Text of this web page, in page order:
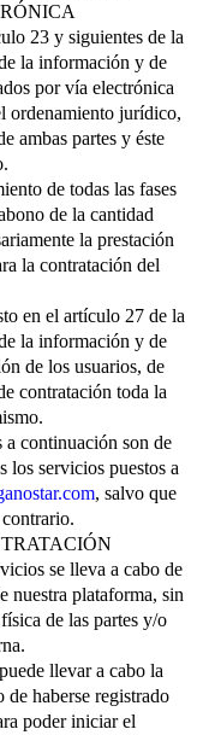
23 y siguientes de la
la información y de
por vía electrónica
ordenamiento jurídico,
ambas partes y éste
de todas las fases
de la cantidad
la prestación
la contratación del
en el artículo 27 de la
la información y de
de los usuarios, de
contratación toda la
continuación son de
los servicios puestos a
, salvo que
se lleva a cabo de
nuestra plataforma, sin
de las partes y/o
llevar a cabo la
haberse registrado
poder iniciar el